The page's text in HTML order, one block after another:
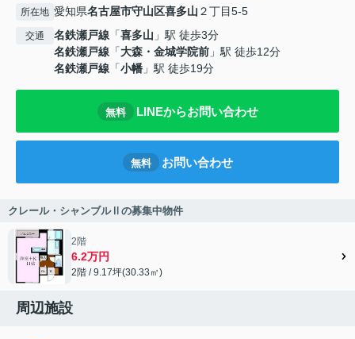
所在地 愛知県名古屋市守山区喜多山 ２丁目5-5
交通 名鉄瀬戸線 「喜多山 」駅 徒歩3分
名鉄瀬戸線 「大森・金城学院前 」駅 徒歩12分
名鉄瀬戸線 「小幡 」駅 徒歩19分
無料 LINEからお問い合わせ
無料 お問い合わせ
クレール・シャンブルⅡの募集中物件
2階
6.2万円
2階 / 9.17坪(30.33㎡)
周辺施設